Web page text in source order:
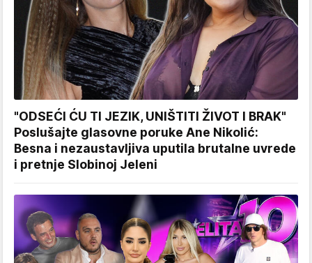
"ODSEĆI ĆU TI JEZIK, UNIŠTITI ŽIVOT I BRAK"
Poslušajte glasovne poruke Ane Nikolić:
Besna i nezaustavljiva uputila brutalne uvrede
i pretnje Slobinoj Jeleni